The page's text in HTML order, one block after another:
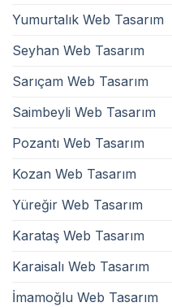
Yumurtalık Web Tasarım
Seyhan Web Tasarım
Sarıçam Web Tasarım
Saimbeyli Web Tasarım
Pozantı Web Tasarım
Kozan Web Tasarım
Yüreğir Web Tasarım
Karataş Web Tasarım
Karaisalı Web Tasarım
İmamoğlu Web Tasarım